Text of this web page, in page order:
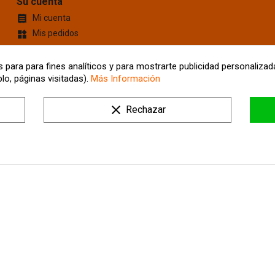
 Mi cuenta
widgets Mis pedidos
Cupones de descuento
account_box Información personal
location_on Mis Direcciones
Tus ajustes de cookies
para fines analíticos y para mostrarte publicidad
páginas visitadas). Más Información
clear Rechazar